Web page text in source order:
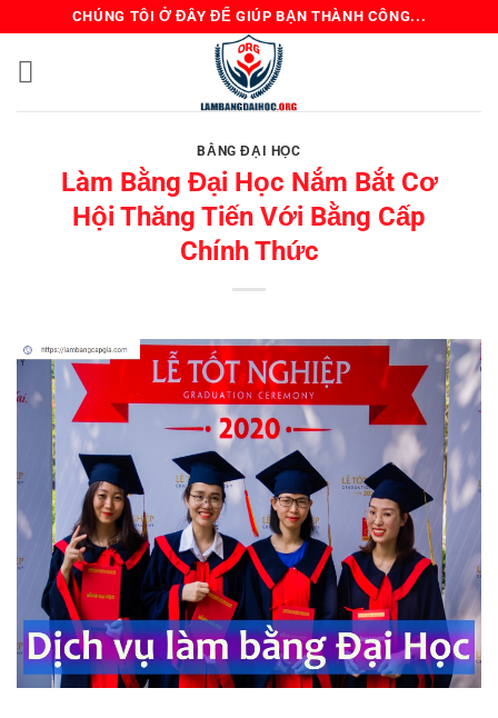
CHÚNG TÔI Ở ĐÂY ĐỂ GIÚP BẠN THÀNH CÔNG...
BẰNG ĐẠI HỌC
Làm Bằng Đại Học Nắm Bắt Cơ
Hội Thăng Tiến Với Bằng Cấp
Chính Thức